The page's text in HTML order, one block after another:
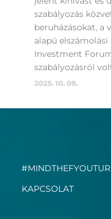
szabályozás
beruházásokat, a
alapú
Investment
szabályozásról
2025. 10. 08.
KAPCSOLAT